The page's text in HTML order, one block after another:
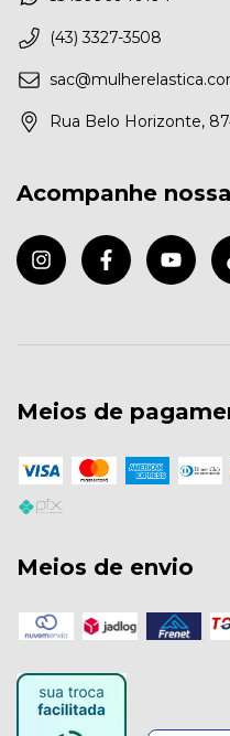
(43) 3327-3508
Rua Belo Horizonte,
Acompanhe
Meios de
Meios de envio